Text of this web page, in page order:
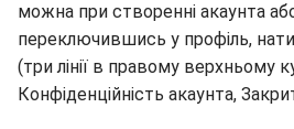
можна при створенні акаунта
переключившись у профіль,
(три лінії в правому верхньому
Конфіденційність акаунта,